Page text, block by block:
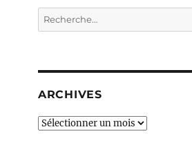
Recherche
pour :
ARCHIVES
ARCHIVES